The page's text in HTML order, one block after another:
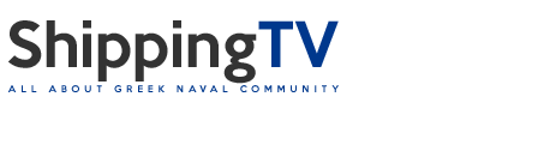
to
content